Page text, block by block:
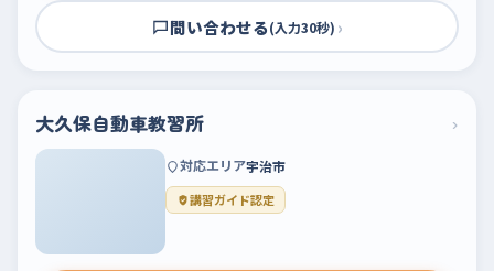
問い合わせる(入力30秒) ›
大久保自動車教習所 ›
対応エリア宇治市
講習ガイド認定